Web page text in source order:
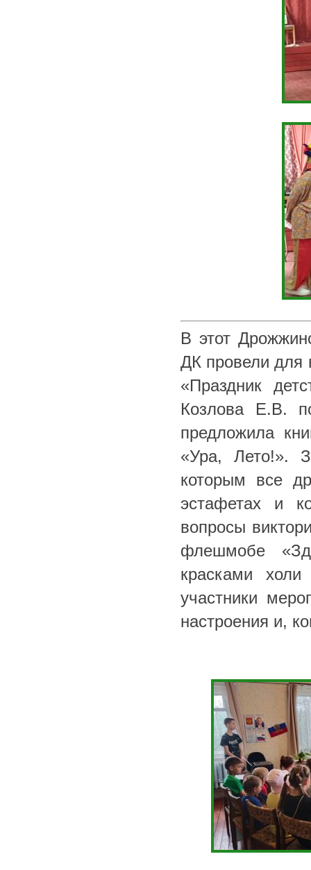
В этот
ДК провели для
«Праздник
Козлова Е.В.
предложила
«Ура, Лето!».
которым все
эстафетах и
вопросы
флешмобе
красками
участники
настроения и,